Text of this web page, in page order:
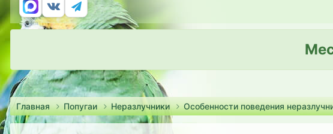
Главная Попугаи Неразлучники Особенности поведения